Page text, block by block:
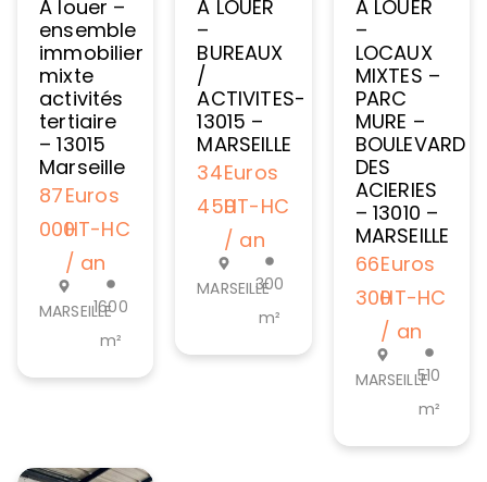
A louer –
ensemble
immobilier
mixte
activités
tertiaire
– 13015
Marseille
87
000
Euros
HT-HC
/ an
MARSEILLE1600
m²
A LOUER
–
BUREAUX
/
ACTIVITES-
13015 –
MARSEILLE
34
450
Euros
HT-HC
/ an
MARSEILLE300
m²
A LOUER
–
LOCAUX
MIXTES –
PARC
MURE –
BOULEVARD
DES
ACIERIES
– 13010 –
MARSEILLE
66
300
Euros
HT-HC
/ an
MARSEILLE510
m²